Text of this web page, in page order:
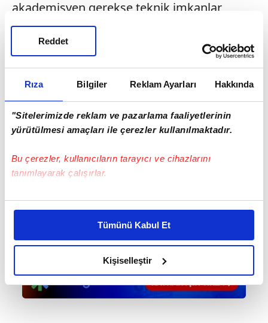
Rıza Bilgiler Reklam Ayarları Hakkında
"Sitelerimizde reklam ve pazarlama faaliyetlerinin
yürütülmesi amaçları ile çerezler kullanılmaktadır.
Bu çerezler, kullanıcıların tarayıcı ve cihazlarını
tanımlayarak çalışırlar.
Bu çerezlere izin vermeniz halinde sizlere özel
daha iyi reklam deneyimi yaşatabiliriz. Bunu yaparken
amacımızın size daha iyi bir reklam deneyimi sunmak
olduğunu ve sizlere en iyi içerikleri sunabilmek adına
elimizden gelen çabayı gösterdiğimizi ve bu noktada,
reklamların maliyetlerimizi karşılamak noktasında tek gelir
Tümünü Kabul Et
Kişiselleştir
Reddet
akademisyen gerekse teknik imkanlar
bakımından yüksek ögretim sektöründe
ciddi bir kaliteyi yakaladı" diye konustu.